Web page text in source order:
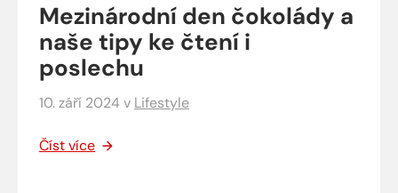
Mezinárodní den čokolády a
naše tipy ke čtení i
poslechu
10. září 2024 v Lifestyle
Číst více